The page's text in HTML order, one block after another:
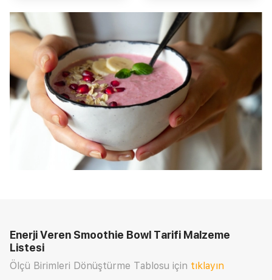
Enerji Veren Smoothie Bowl Tarifi Malzeme
Listesi
Ölçü Birimleri Dönüştürme Tablosu için tıklayın